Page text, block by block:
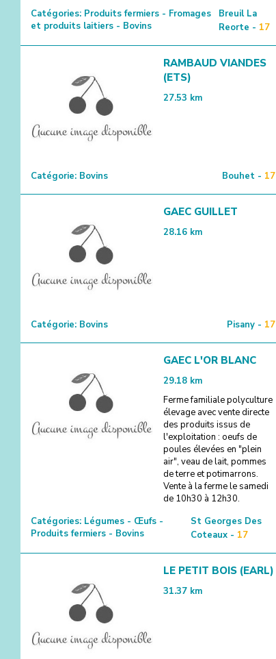
Catégories: Produits fermiers - Fromages
et produits laitiers - Bovins
Breuil La
Reorte - 17
RAMBAUD VIANDES
(ETS)
27.53 km
Catégorie: Bovins Bouhet - 17
GAEC GUILLET
28.16 km
Catégorie: Bovins Pisany - 17
GAEC L'OR BLANC
29.18 km
Ferme familiale polyculture
élevage avec vente directe
des produits issus de
l'exploitation : oeufs de
poules élevées en "plein
air", veau de lait, pommes
de terre et potimarrons.
Vente à la ferme le samedi
de 10h30 à 12h30.
Catégories: Légumes - Œufs -
Produits fermiers - Bovins
St Georges Des
Coteaux - 17
LE PETIT BOIS (EARL)
31.37 km